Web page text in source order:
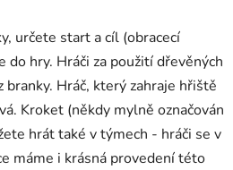
určete start a cíl (obracecí
hry. Hráči za použití dřevěných
Hráč, který zahraje hřiště
Kroket (někdy mylně označován
hrát také v týmech - hráči se v
máme i krásná provedení této